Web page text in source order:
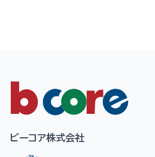
ビーコア株式会社